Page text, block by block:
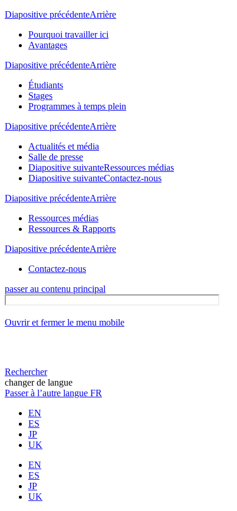
Diapositive précédenteArrière
Pourquoi travailler ici
Avantages
Diapositive précédenteArrière
Étudiants
Stages
Programmes à temps plein
Diapositive précédenteArrière
Actualités et média
Salle de presse
Diapositive suivanteRessources médias
Diapositive suivanteContactez-nous
Diapositive précédenteArrière
Ressources médias
Ressources & Rapports
Diapositive précédenteArrière
Contactez-nous
passer au contenu principal
Ouvrir et fermer le menu mobile
Rechercher
changer de langue
Passer à l’autre langue FR
EN
ES
JP
UK
EN
ES
JP
UK